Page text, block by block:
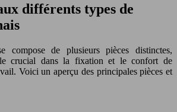
différents types de
compose de plusieurs pièces distinctes,
crucial dans la fixation et le confort de
Voici un aperçu des principales pièces et